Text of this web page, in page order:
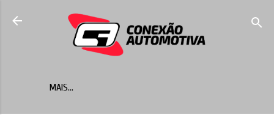
Pular para o conteúdo principal
MAIS…